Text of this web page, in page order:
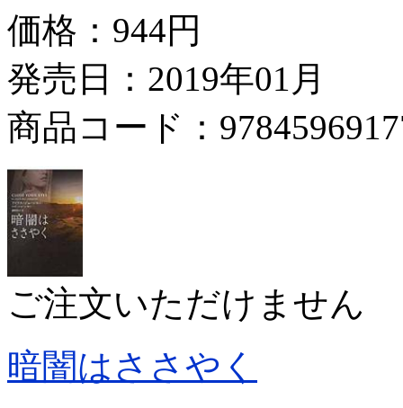
価格： 944円
発売日：2019年01月
商品コード：
ご注文いただけません
暗闇はささやく